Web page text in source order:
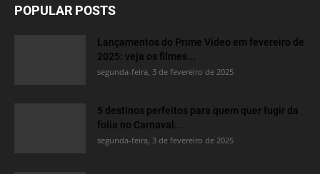
POPULAR POSTS
Lançamentos do Prime Video em fevereiro de
2025: veja os filmes...
segunda-feira, 3 de fevereiro de 2025
5 destinos perfeitos para quem quer fugir da
folia no Carnaval...
segunda-feira, 3 de fevereiro de 2025